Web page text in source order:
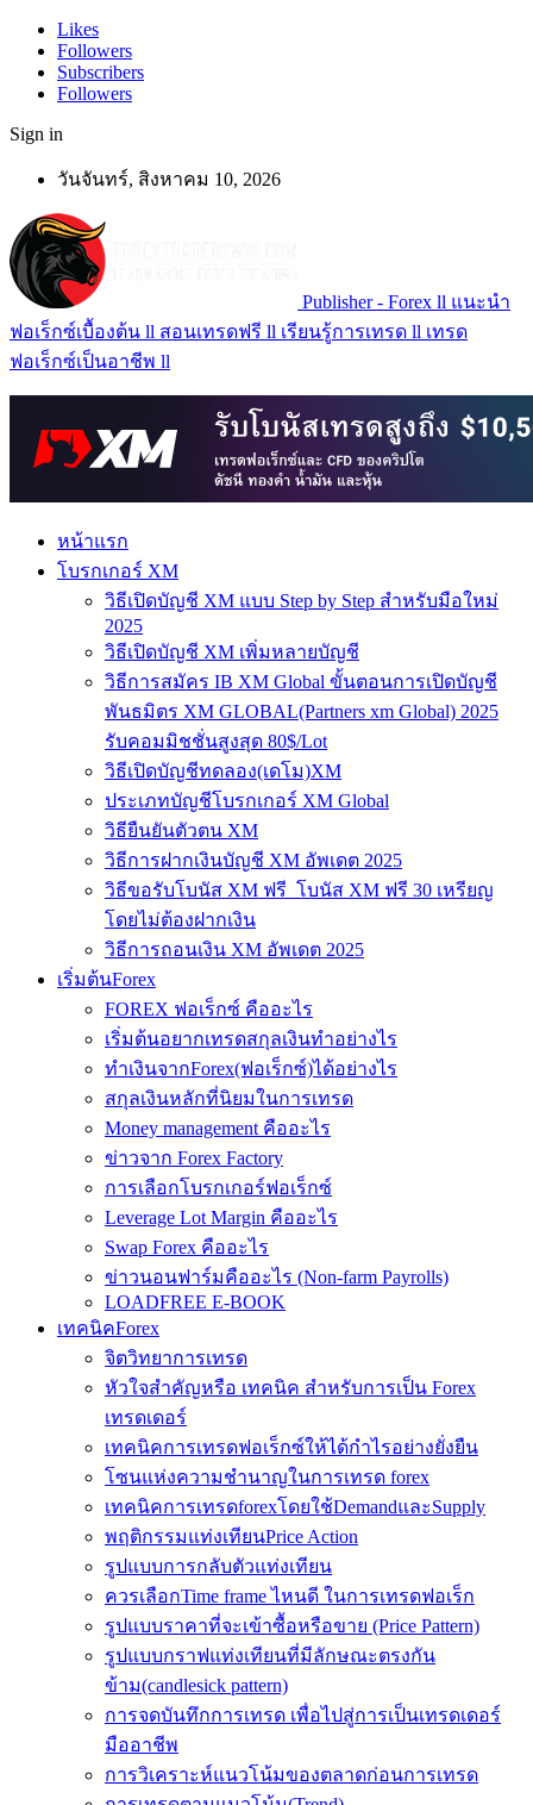
Likes
Followers
Subscribers
Followers
Sign in
วันจันทร์, สิงหาคม 10, 2026
Publisher - Forex ll แนะนำ
ฟอเร็กซ์เบื้องต้น ll สอนเทรดฟรี ll เรียนรู้การเทรด ll เทรด
ฟอเร็กซ์เป็นอาชีพ ll
หน้าแรก
โบรกเกอร์ XM
วิธีเปิดบัญชี XM แบบ Step by Step สำหรับมือใหม่
2025
วิธีเปิดบัญชี XM เพิ่มหลายบัญชี
วิธีการสมัคร IB XM Global ขั้นตอนการเปิดบัญชี
พันธมิตร XM GLOBAL(Partners xm Global) 2025
รับคอมมิชชั่นสูงสุด 80$/Lot
วิธีเปิดบัญชีทดลอง(เดโม)XM
ประเภทบัญชีโบรกเกอร์ XM Global
วิธียืนยันตัวตน XM
วิธีการฝากเงินบัญชี XM อัพเดต 2025
วิธีขอรับโบนัส XM ฟรี โบนัส XM ฟรี 30 เหรียญ
โดยไม่ต้องฝากเงิน
วิธีการถอนเงิน XM อัพเดต 2025
เริ่มต้นForex
FOREX ฟอเร็กซ์ คืออะไร
เริ่มต้นอยากเทรดสกุลเงินทำอย่างไร
ทำเงินจากForex(ฟอเร็กซ์)ได้อย่างไร
สกุลเงินหลักที่นิยมในการเทรด
Money management คืออะไร
ข่าวจาก Forex Factory
การเลือกโบรกเกอร์ฟอเร็กซ์
Leverage Lot Margin คืออะไร
Swap Forex คืออะไร
ข่าวนอนฟาร์มคืออะไร (Non-farm Payrolls)
LOADFREE E-BOOK
เทคนิคForex
จิตวิทยาการเทรด
หัวใจสำคัญหรือ เทคนิค สำหรับการเป็น Forex
เทรดเดอร์
เทคนิคการเทรดฟอเร็กซ์ให้ได้กำไรอย่างยั่งยืน
โซนแห่งความชำนาญในการเทรด forex
เทคนิคการเทรดforexโดยใช้DemandและSupply
พฤติกรรมแท่งเทียนPrice Action
รูปแบบการกลับตัวแท่งเทียน
ควรเลือกTime frame ไหนดี ในการเทรดฟอเร็ก
รูปแบบราคาที่จะเข้าซื้อหรือขาย (Price Pattern)
รูปแบบกราฟแท่งเทียนที่มีลักษณะตรงกัน
ข้าม(candlesick pattern)
การจดบันทึกการเทรด เพื่อไปสู่การเป็นเทรดเดอร์
มืออาชีพ
การวิเคราะห์แนวโน้มของตลาดก่อนการเทรด